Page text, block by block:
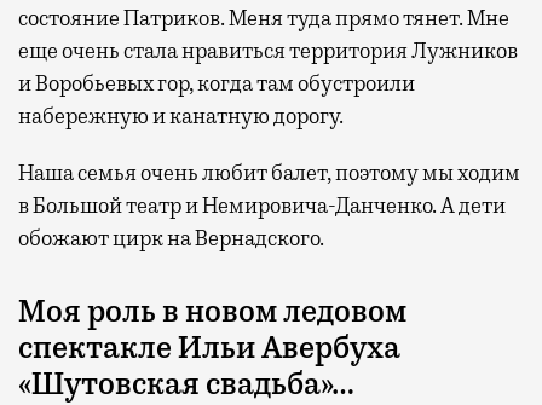
состояние Патриков. Меня туда прямо тянет. Мне
еще очень стала нравиться территория Лужников
и Воробьевых гор, когда там обустроили
набережную и канатную дорогу.
Наша семья очень любит балет, поэтому мы ходим
в Большой театр и Немировича-Данченко. А дети
обожают цирк на Вернадского.
Моя роль в новом ледовом
спектакле Ильи Авербуха
«Шутовская свадьба»…